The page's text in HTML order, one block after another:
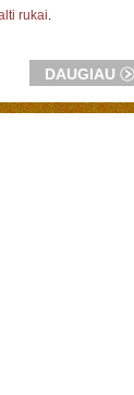
rukai.
DAUGIAU